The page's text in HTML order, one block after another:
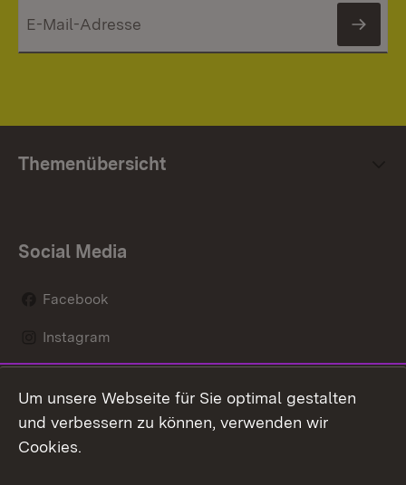
Themenübersicht
Social Media
Facebook
Instagram
Mastodon
Youtube
Um unsere Webseite für Sie optimal gestalten
und verbessern zu können, verwenden wir
Cookies.